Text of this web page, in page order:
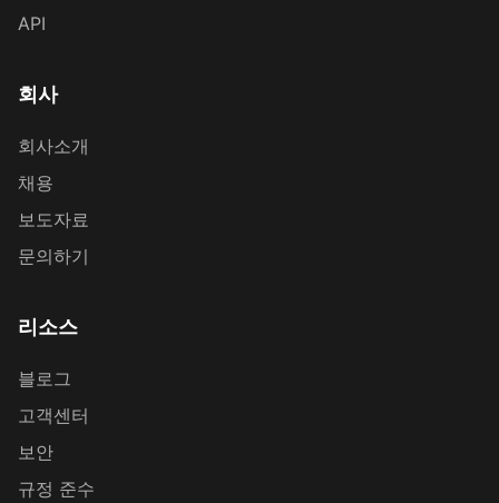
API
회사
회사소개
채용
보도자료
문의하기
리소스
블로그
고객센터
보안
규정 준수